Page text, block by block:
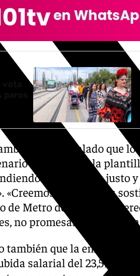
han señalado que los
deseado por la
un convenio justo y
«Creemos que quienes
Metro de Granada
no promesas vacías»,
también que la empresa
salarial del 23,5%,